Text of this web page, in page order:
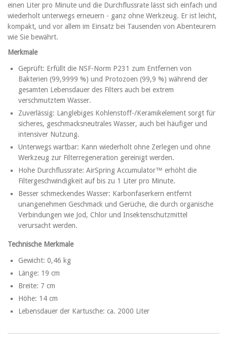
einen Liter pro Minute und die Durchflussrate lässt sich einfach und
wiederholt unterwegs erneuern - ganz ohne Werkzeug. Er ist leicht,
kompakt, und vor allem im Einsatz bei Tausenden von Abenteurern
wie Sie bewährt.
Merkmale
Geprüft: Erfüllt die NSF-Norm P231 zum Entfernen von
Bakterien (99,9999 %) und Protozoen (99,9 %) während der
gesamten Lebensdauer des Filters auch bei extrem
verschmutztem Wasser.
Zuverlässig: Langlebiges Kohlenstoff-/Keramikelement sorgt für
sicheres, geschmacksneutrales Wasser, auch bei häufiger und
intensiver Nutzung.
Unterwegs wartbar: Kann wiederholt ohne Zerlegen und ohne
Werkzeug zur Filterregeneration gereinigt werden.
Hohe Durchflussrate: AirSpring Accumulator™ erhöht die
Filtergeschwindigkeit auf bis zu 1 Liter pro Minute.
Besser schmeckendes Wasser: Karbonfaserkern entfernt
unangenehmen Geschmack und Gerüche, die durch organische
Verbindungen wie Jod, Chlor und Insektenschutzmittel
verursacht werden.
Technische Merkmale
Gewicht: 0,46 kg
Länge: 19 cm
Breite: 7 cm
Höhe: 14 cm
Lebensdauer der Kartusche: ca. 2000 Liter